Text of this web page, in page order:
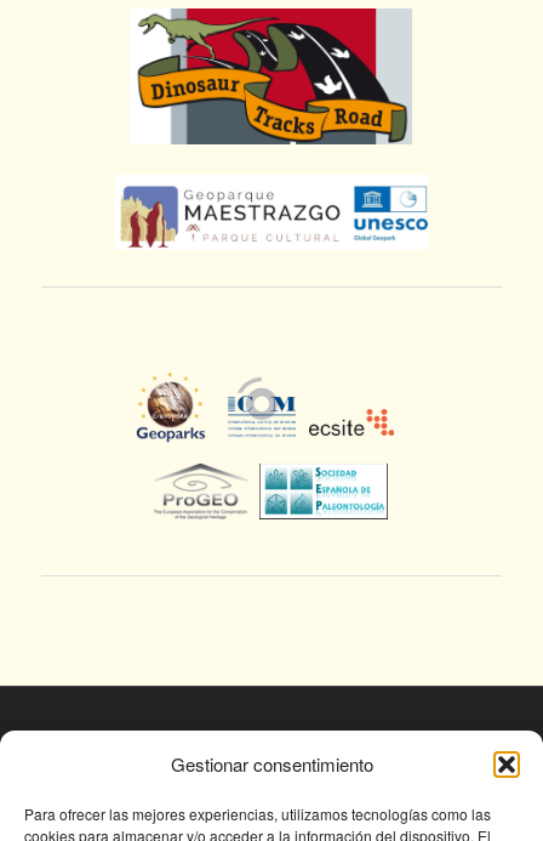
Gestionar consentimiento
Para ofrecer las mejores experiencias, utilizamos tecnologías como las
cookies para almacenar y/o acceder a la información del dispositivo. El
© Fundación Conjunto Paleontológico de Teruel
Avda. Sagunto s/n, 44002 TERUEL,